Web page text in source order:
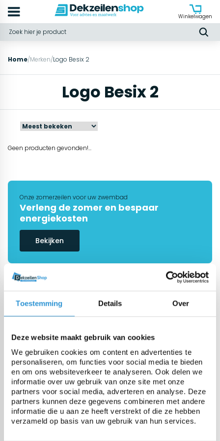
Toestemming Details Over
Deze website maakt gebruik van cookies
We gebruiken cookies om content en advertenties te
personaliseren, om functies voor social media te bieden
en om ons websiteverkeer te analyseren. Ook delen we
informatie over uw gebruik van onze site met onze
partners voor social media, adverteren en analyse. Deze
partners kunnen deze gegevens combineren met andere
informatie die u aan ze heeft verstrekt of die ze hebben
verzameld op basis van uw gebruik van hun services.
Winkelwagen
Home/Merken/Logo Besix 2
Logo Besix 2
Geen producten gevonden!...
Onze zomerzeilen voor uw zwembad
Verleng de zomer en bespaar
energiekosten
Bekijken
Onze specialisten helpen je graag
verder
Categorieën
Zwembadzeilen